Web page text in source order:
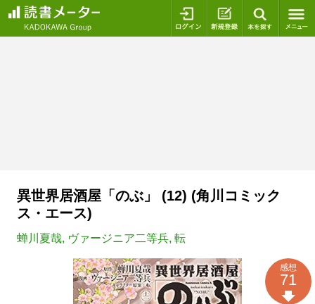
ログイン 新規登録
異世界居酒屋「のぶ」 (12) (角川コミック
ス・エース)
蝉川夏哉, ヴァージニア二等兵, 転
感想
71